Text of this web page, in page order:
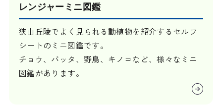
レンジャーミニ図鑑
狭山丘陵でよく見られる動植物を紹介するセルフ
シートのミニ図鑑です。
チョウ、バッタ、野鳥、キノコなど、様々なミニ
図鑑があります。